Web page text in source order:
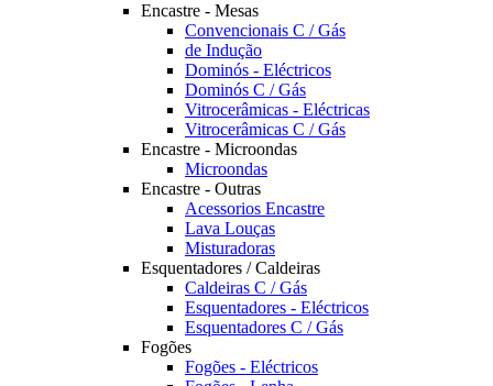
Encastre - Mesas
Convencionais C / Gás
de Indução
Dominós - Eléctricos
Dominós C / Gás
Vitrocerâmicas - Eléctricas
Vitrocerâmicas C / Gás
Encastre - Microondas
Microondas
Encastre - Outras
Acessorios Encastre
Lava Louças
Misturadoras
Esquentadores / Caldeiras
Caldeiras C / Gás
Esquentadores - Eléctricos
Esquentadores C / Gás
Fogões
Fogões - Eléctricos